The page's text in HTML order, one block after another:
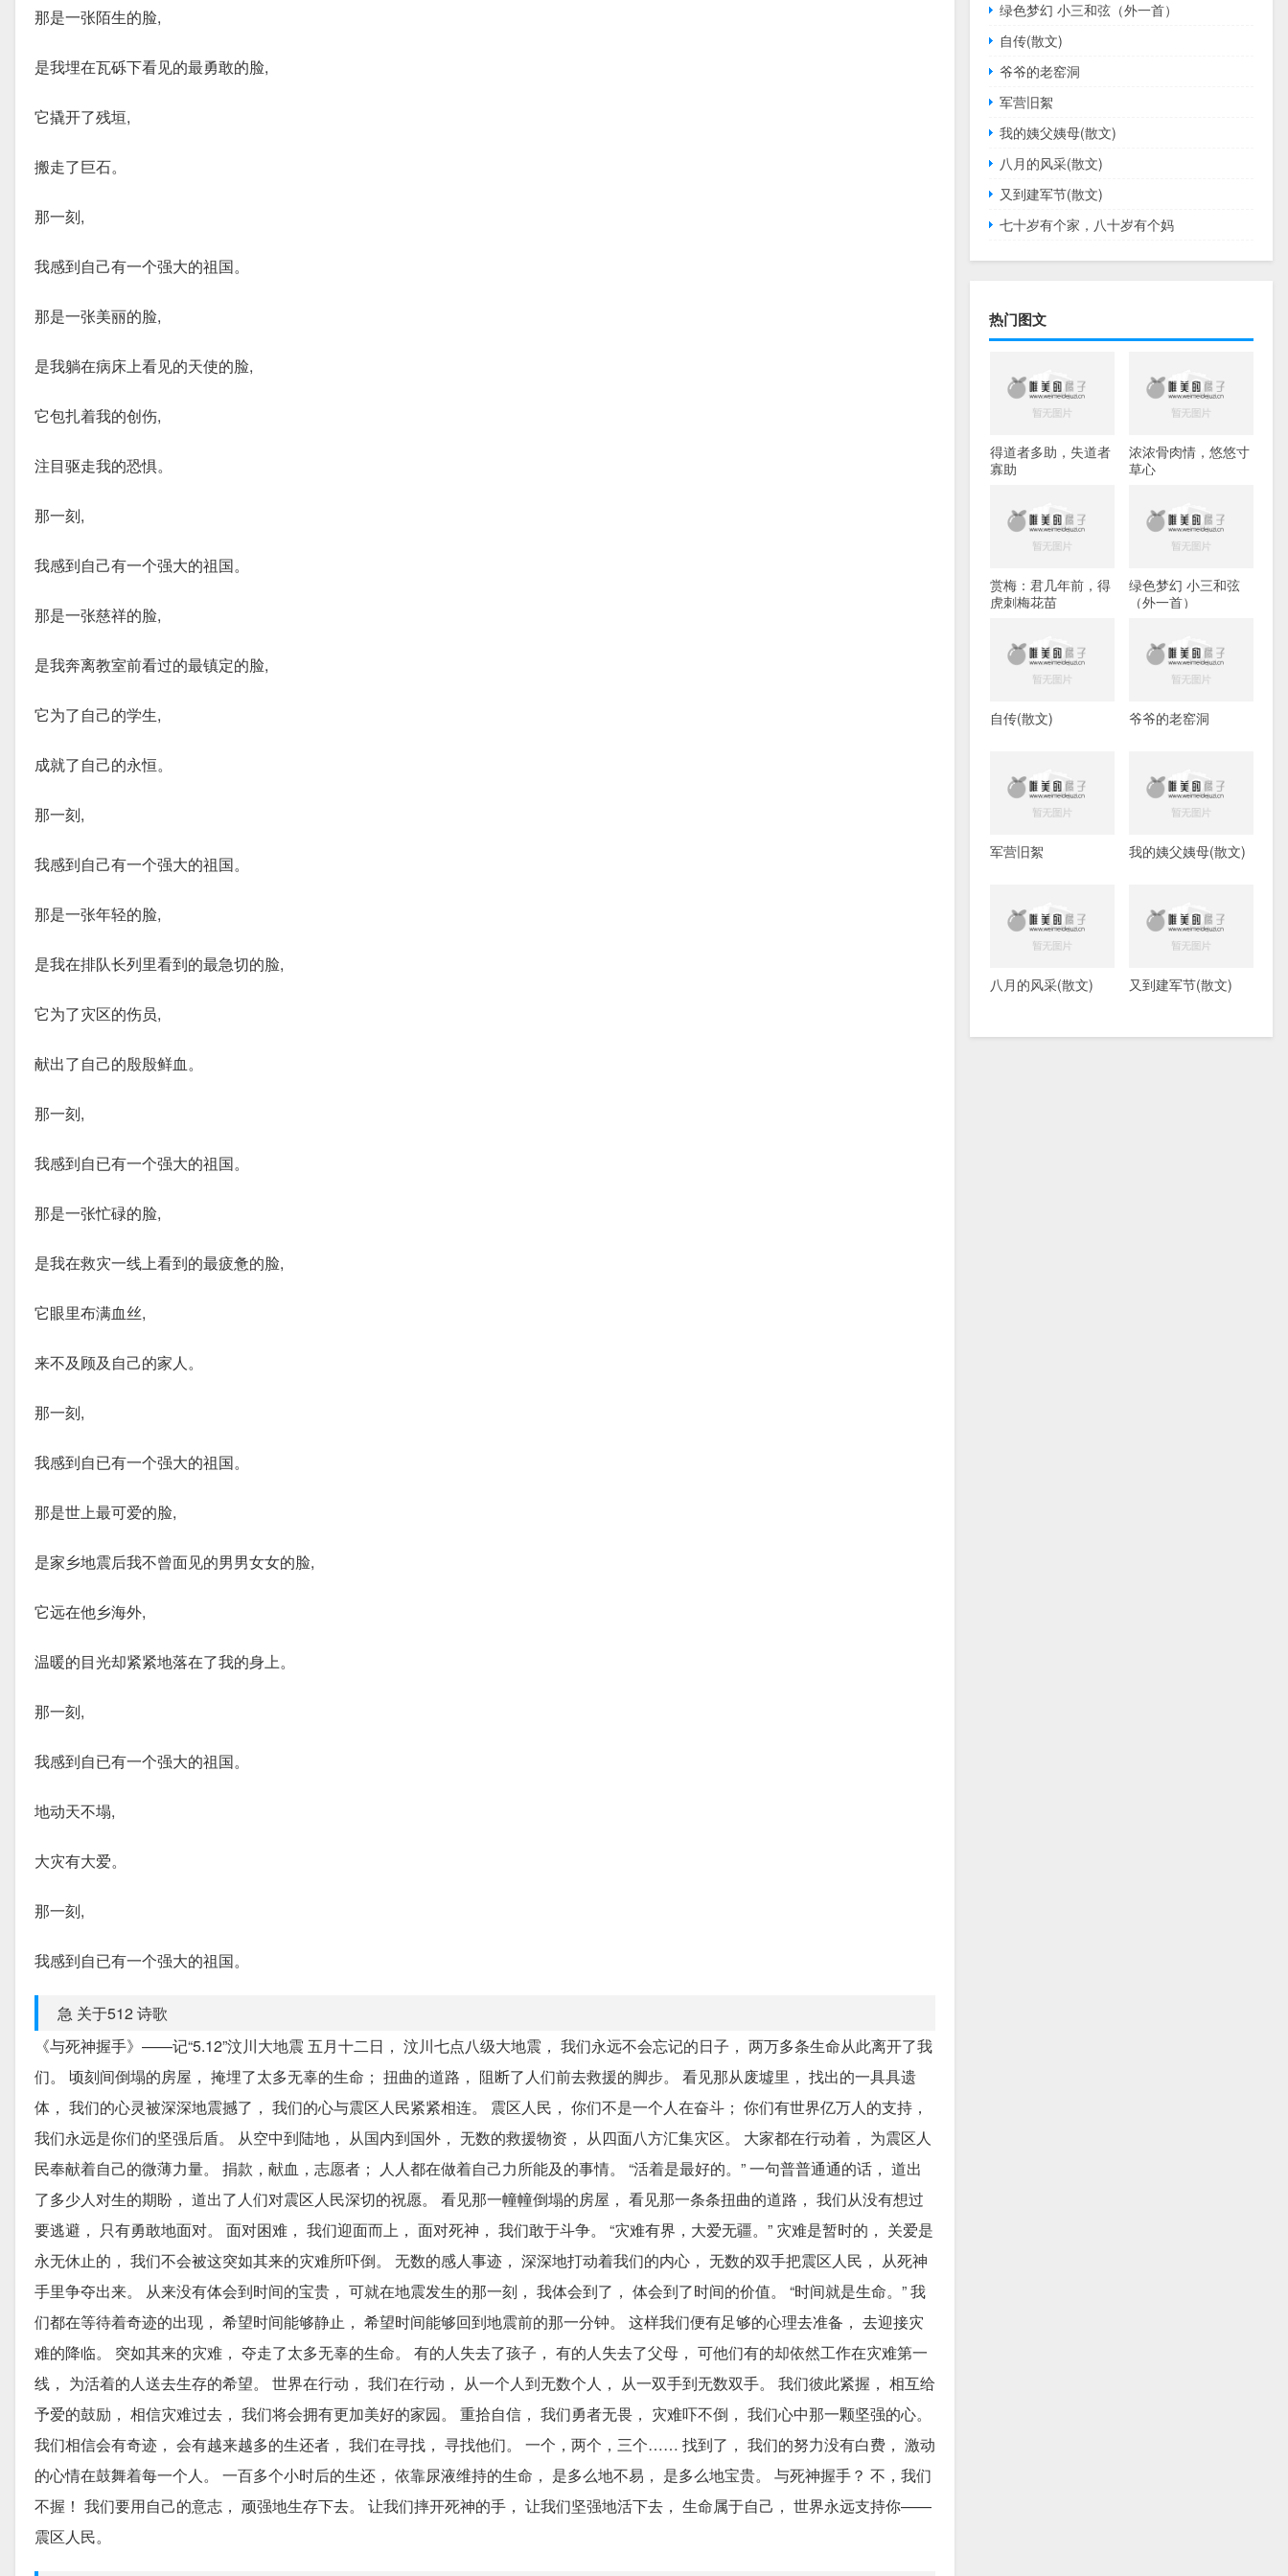
那是一张陌生的脸,
是我埋在瓦砾下看见的最勇敢的脸,
它撬开了残垣,
搬走了巨石。
那一刻,
我感到自己有一个强大的祖国。
那是一张美丽的脸,
是我躺在病床上看见的天使的脸,
它包扎着我的创伤,
注目驱走我的恐惧。
那一刻,
我感到自己有一个强大的祖国。
那是一张慈祥的脸,
是我奔离教室前看过的最镇定的脸,
它为了自己的学生,
成就了自己的永恒。
那一刻,
我感到自己有一个强大的祖国。
那是一张年轻的脸,
是我在排队长列里看到的最急切的脸,
它为了灾区的伤员,
献出了自己的殷殷鲜血。
那一刻,
我感到自已有一个强大的祖国。
那是一张忙碌的脸,
是我在救灾一线上看到的最疲惫的脸,
它眼里布满血丝,
来不及顾及自己的家人。
那一刻,
我感到自已有一个强大的祖国。
那是世上最可爱的脸,
是家乡地震后我不曾面见的男男女女的脸,
它远在他乡海外,
温暖的目光却紧紧地落在了我的身上。
那一刻,
我感到自已有一个强大的祖国。
地动天不塌,
大灾有大爱。
那一刻,
我感到自已有一个强大的祖国。
急 关于512 诗歌
《与死神握手》——记“5.12”汶川大地震 五月十二日， 汶川七点八级大地震， 我们永远不会忘记的日子， 两万多条生命从此离开了我
们。 顷刻间倒塌的房屋， 掩埋了太多无辜的生命； 扭曲的道路， 阻断了人们前去救援的脚步。 看见那从废墟里， 找出的一具具遗
体， 我们的心灵被深深地震撼了， 我们的心与震区人民紧紧相连。 震区人民， 你们不是一个人在奋斗； 你们有世界亿万人的支持，
我们永远是你们的坚强后盾。 从空中到陆地， 从国内到国外， 无数的救援物资， 从四面八方汇集灾区。 大家都在行动着， 为震区人
民奉献着自己的微薄力量。 捐款，献血，志愿者； 人人都在做着自己力所能及的事情。 “活着是最好的。” 一句普普通通的话， 道出
了多少人对生的期盼， 道出了人们对震区人民深切的祝愿。 看见那一幢幢倒塌的房屋， 看见那一条条扭曲的道路， 我们从没有想过
要逃避， 只有勇敢地面对。 面对困难， 我们迎面而上， 面对死神， 我们敢于斗争。 “灾难有界，大爱无疆。” 灾难是暂时的， 关爱是
永无休止的， 我们不会被这突如其来的灾难所吓倒。 无数的感人事迹， 深深地打动着我们的内心， 无数的双手把震区人民， 从死神
手里争夺出来。 从来没有体会到时间的宝贵， 可就在地震发生的那一刻， 我体会到了， 体会到了时间的价值。 “时间就是生命。” 我
们都在等待着奇迹的出现， 希望时间能够静止， 希望时间能够回到地震前的那一分钟。 这样我们便有足够的心理去准备， 去迎接灾
难的降临。 突如其来的灾难， 夺走了太多无辜的生命。 有的人失去了孩子， 有的人失去了父母， 可他们有的却依然工作在灾难第一
线， 为活着的人送去生存的希望。 世界在行动， 我们在行动， 从一个人到无数个人， 从一双手到无数双手。 我们彼此紧握， 相互给
予爱的鼓励， 相信灾难过去， 我们将会拥有更加美好的家园。 重拾自信， 我们勇者无畏， 灾难吓不倒， 我们心中那一颗坚强的心。
我们相信会有奇迹， 会有越来越多的生还者， 我们在寻找， 寻找他们。 一个，两个，三个…… 找到了， 我们的努力没有白费， 激动
的心情在鼓舞着每一个人。 一百多个小时后的生还， 依靠尿液维持的生命， 是多么地不易， 是多么地宝贵。 与死神握手？ 不，我们
不握！ 我们要用自己的意志， 顽强地生存下去。 让我们摔开死神的手， 让我们坚强地活下去， 生命属于自己， 世界永远支持你——
震区人民。
绿色梦幻 小三和弦（外一首）
自传(散文)
爷爷的老窑洞
军营旧絮
我的姨父姨母(散文)
八月的风采(散文)
又到建军节(散文)
七十岁有个家，八十岁有个妈
热门图文
得道者多助，失道者
寡助
浓浓骨肉情，悠悠寸
草心
赏梅：君几年前，得
虎刺梅花苗
绿色梦幻 小三和弦
（外一首）
自传(散文) 爷爷的老窑洞
军营旧絮 我的姨父姨母(散文)
八月的风采(散文) 又到建军节(散文)